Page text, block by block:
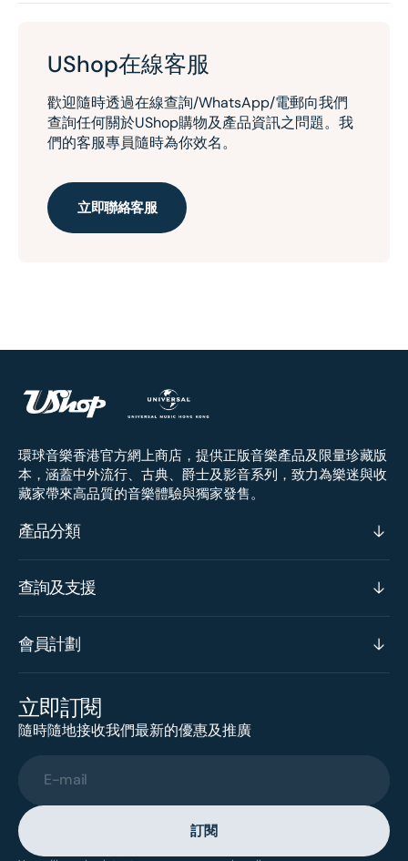
UShop在線客服
歡迎隨時透過在線查詢/WhatsApp/電郵向我們
查詢任何關於UShop購物及產品資訊之問題。我
們的客服專員隨時為你效名。
立即聯絡客服
環球音樂香港官方網上商店，提供正版音樂產品及限量珍藏版
本，涵蓋中外流行、古典、爵士及影音系列，致力為樂迷與收
藏家帶來高品質的音樂體驗與獨家發售。
產品分類
查詢及支援
會員計劃
立即訂閱
隨時隨地接收我們最新的優惠及推廣
E-mail
訂閱